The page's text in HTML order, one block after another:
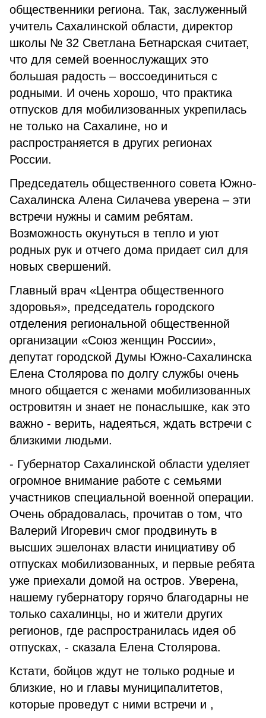
общественники региона. Так, заслуженный
учитель Сахалинской области, директор
школы № 32 Светлана Бетнарская считает,
что для семей военнослужащих это
большая радость – воссоединиться с
родными. И очень хорошо, что практика
отпусков для мобилизованных укрепилась
не только на Сахалине, но и
распространяется в других регионах
России.
Председатель общественного совета Южно-
Сахалинска Алена Силачева уверена – эти
встречи нужны и самим ребятам.
Возможность окунуться в тепло и уют
родных рук и отчего дома придает сил для
новых свершений.
Главный врач «Центра общественного
здоровья», председатель городского
отделения региональной общественной
организации «Союз женщин России»,
депутат городской Думы Южно-Сахалинска
Елена Столярова по долгу службы очень
много общается с женами мобилизованных
островитян и знает не понаслышке, как это
важно - верить, надеяться, ждать встречи с
близкими людьми.
- Губернатор Сахалинской области уделяет
огромное внимание работе с семьями
участников специальной военной операции.
Очень обрадовалась, прочитав о том, что
Валерий Игоревич смог продвинуть в
высших эшелонах власти инициативу об
отпусках мобилизованных, и первые ребята
уже приехали домой на остров. Уверена,
нашему губернатору горячо благодарны не
только сахалинцы, но и жители других
регионов, где распространилась идея об
отпусках, - сказала Елена Столярова.
Кстати, бойцов ждут не только родные и
близкие, но и главы муниципалитетов,
которые проведут с ними встречи и ,